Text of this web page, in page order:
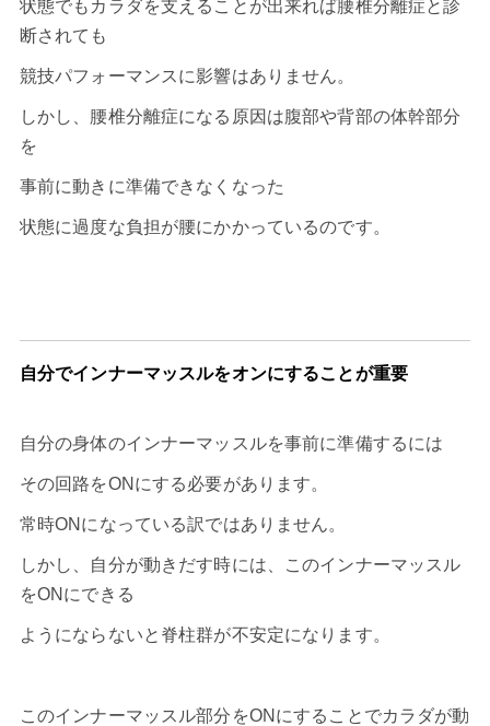
状態でもカラダを支えることが出来れば腰椎分離症と診
断されても
競技パフォーマンスに影響はありません。
しかし、腰椎分離症になる原因は腹部や背部の体幹部分
を
事前に動きに準備できなくなった
状態に過度な負担が腰にかかっているのです。
自分でインナーマッスルをオンにすることが重要
自分の身体のインナーマッスルを事前に準備するには
その回路をONにする必要があります。
常時ONになっている訳ではありません。
しかし、自分が動きだす時には、このインナーマッスル
をONにできる
ようにならないと脊柱群が不安定になります。
このインナーマッスル部分をONにすることでカラダが動